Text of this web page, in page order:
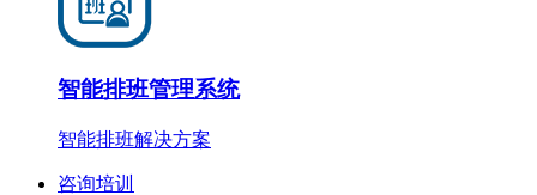
智能排班管理系统
智能排班解决方案
咨询培训